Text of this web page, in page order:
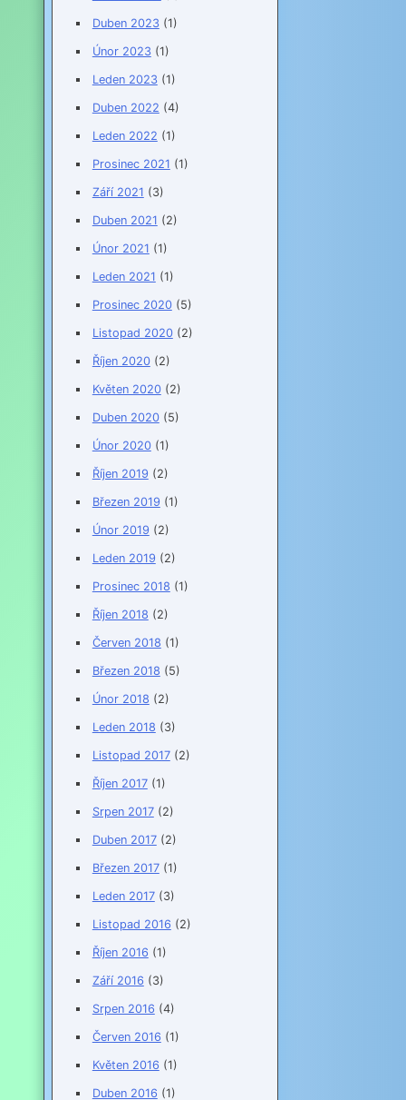
Duben 2023(1)
Únor 2023(1)
Leden 2023(1)
Duben 2022 (4)
Leden 2022 (1)
Prosinec 2021 (1)
Září 2021 (3)
Duben 2021 (2)
Únor 2021 (1)
Leden 2021 (1)
Prosinec 2020(5)
Listopad 2020(2)
Říjen 2020(2)
Květen 2020(2)
Duben 2020(5)
Únor 2020(1)
Říjen 2019 (2)
Březen 2019 (1)
Únor 2019 (2)
Leden 2019 (2)
Prosinec 2018 (1)
Říjen 2018 (2)
Červen 2018 (1)
Březen 2018 (5)
Únor 2018 (2)
Leden 2018 (3)
Listopad 2017(2)
Říjen 2017(1)
Srpen 2017(2)
Duben 2017(2)
Březen 2017(1)
Leden 2017(3)
Listopad 2016 (2)
Říjen 2016 (1)
Září 2016 (3)
Srpen 2016 (4)
Červen 2016 (1)
Květen 2016 (1)
Duben 2016 (1)